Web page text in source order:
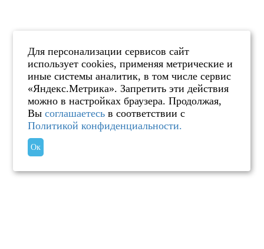
Для персонализации сервисов сайт
использует cookies, применяя метрические и
иные системы аналитик, в том числе сервис
«Яндекс.Метрика». Запретить эти действия
можно в настройках браузера. Продолжая,
Высоглашаетесь в соответствии с
Политикой конфиденциальности.
Ок